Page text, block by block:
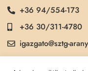
+36 94/554-173
+36 30/311-4780
igazgato@sztg-
Titkárság:Kimmel